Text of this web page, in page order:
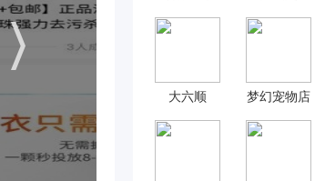
大六顺 梦幻宠物店